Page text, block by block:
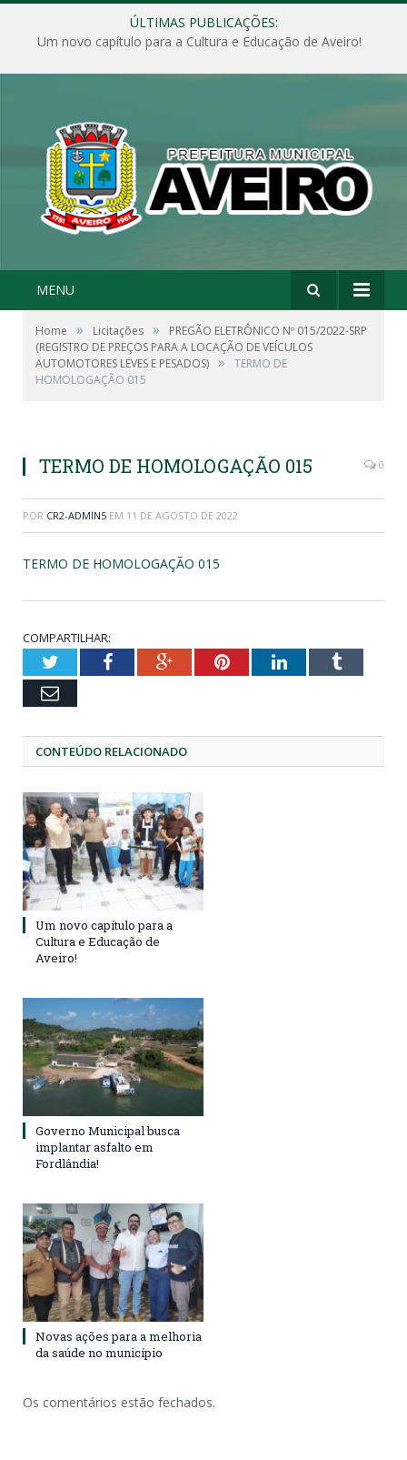
ÚLTIMAS PUBLICAÇÕES:
Um novo capítulo para a Cultura e Educação de Aveiro!
MENU
Home » Licitações »
PREGÃO ELETRÔNICO Nº 015/2022-SRP
(REGISTRO DE PREÇOS PARA A LOCAÇÃO DE VEÍCULOS
AUTOMOTORES LEVES E PESADOS) »
TERMO DE
HOMOLOGAÇÃO 015
TERMO DE HOMOLOGAÇÃO 015 0
POR CR2-ADMIN5 EM 11 DE AGOSTO DE 2022
TERMO DE HOMOLOGAÇÃO 015
COMPARTILHAR:
TwitterFacebookGoogle+PinterestLinkedInTumblr
Email
CONTEÚDO RELACIONADO
Um novo capítulo para a
Cultura e Educação de
Aveiro!
Governo Municipal busca
implantar asfalto em
Fordlândia!
Novas ações para a melhoria
da saúde no município
Os comentários estão fechados.